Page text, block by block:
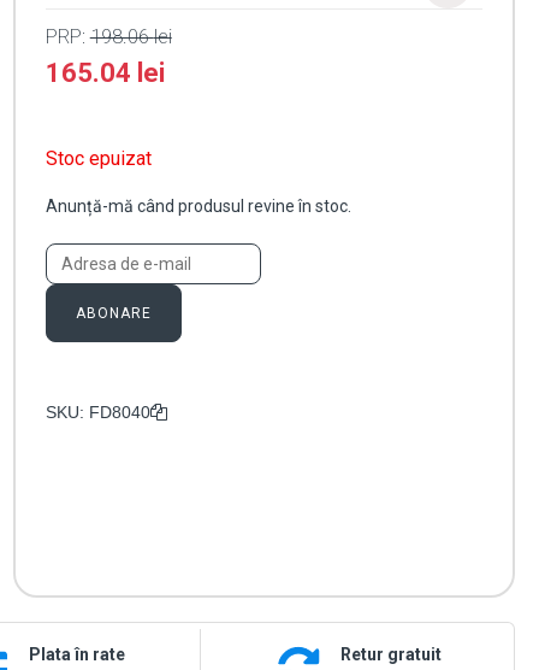
PRP:198.06lei
165.04 lei
Stoc epuizat
Anunță-mă când produsul revine în stoc.
ABONARE
SKU: FD8040
Plata în rate
Retur gratuit